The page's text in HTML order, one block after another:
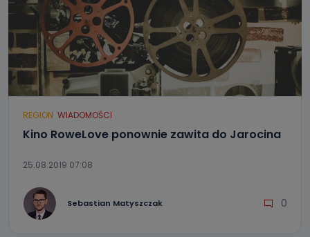
REGION WIADOMOŚCI
Kino RoweLove ponownie zawita do Jarocina
25.08.2019 07:08
Sebastian Matyszczak 0